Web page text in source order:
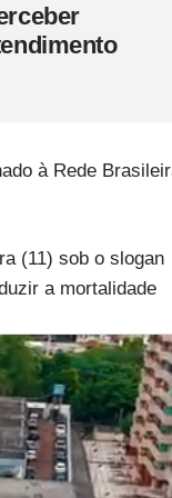
à Rede
(11) sob o slogan
a mortalidade